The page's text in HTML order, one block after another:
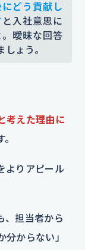
にどう貢献し
と入社意思に
曖昧な回答
ょう。
考えた理由に
よりアピール
、担当者から
からない」